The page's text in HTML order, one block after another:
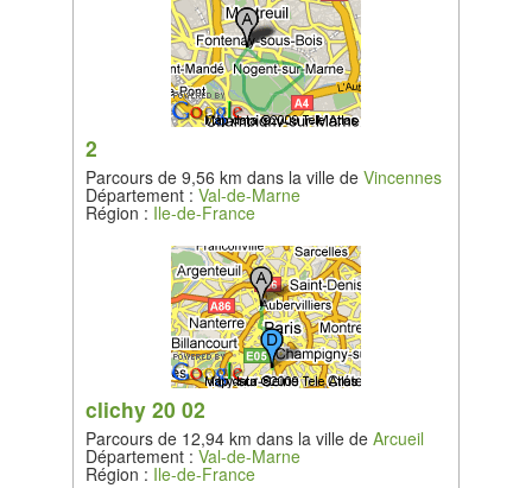
Equipements & Tests
Parcours & Courses
Outils & Réseaux
2
Parcours de 9,56 km dans la ville deVincennes
Département :Val-de-Marne
Région : Ile-de-France
clichy 20 02
Parcours de 12,94 km dans la ville deArcueil
Département :Val-de-Marne
Région : Ile-de-France